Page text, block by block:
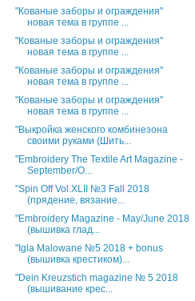
"Кованые заборы и ограждения"
новая тема в группе ...
"Кованые заборы и ограждения"
новая тема в группе ...
"Кованые заборы и ограждения"
новая тема в группе ...
"Кованые заборы и ограждения"
новая тема в группе ...
"Выкройка женского комбинезона
своими руками (Шить...
"Embroidery The Textile Art Magazine -
September/O...
"Spin Off Vol.XLII №3 Fall 2018
(прядение, вязание...
"Embroidery Magazine - May/June 2018
(вышивка глад...
"Igla Malowane №5 2018 + bonus
(вышивка крестиком)...
"Dein Kreuzstich magazine № 5 2018
(вышивание крес...